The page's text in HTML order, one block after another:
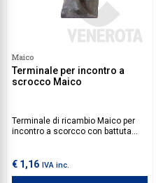
Maico
Terminale per incontro a
scrocco Maico
Terminale di ricambio Maico per
incontro a scorcco con battuta
€ 1,16 IVA inc.